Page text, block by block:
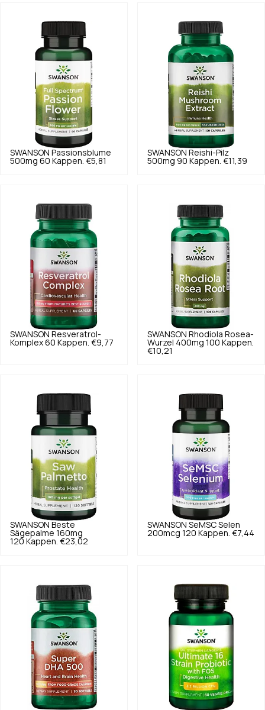
SWANSON Passionsblume
500mg 60 Kappen. €5,81
SWANSON Reishi-Pilz
500mg 90 Kappen. €11,39
SWANSON Resveratrol-
Komplex 60 Kappen. €9,77
SWANSON Rhodiola Rosea-
Wurzel 400mg 100 Kappen.
€10,21
SWANSON Beste
Sägepalme 160mg
120 Kappen. €23,02
SWANSON SeMSC Selen
200mcg 120 Kappen. €7,44